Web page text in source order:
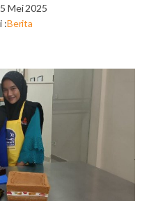
5 Mei 2025
:Berita